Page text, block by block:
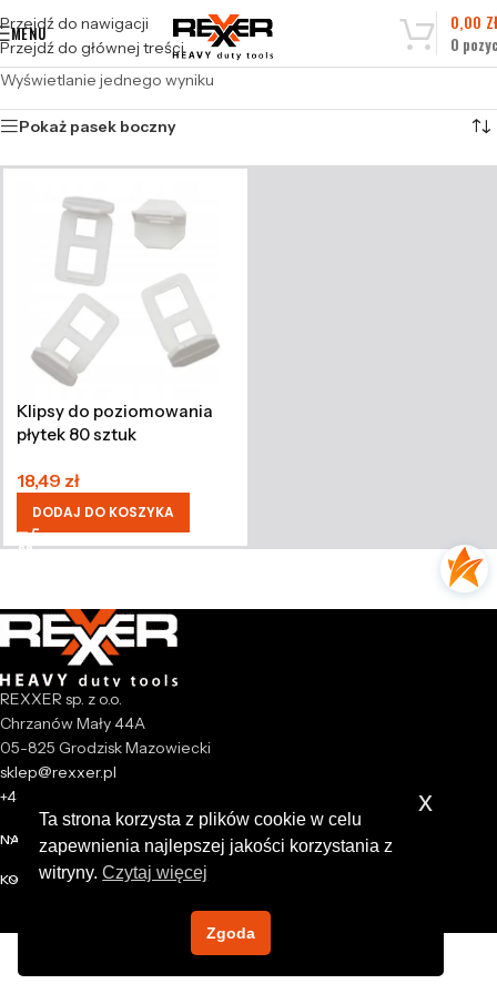
Przejdź do nawigacji
Przejdź do głównej treści
MENU
0
0,00
Wyświetlanie jednego wyniku
Pokaż pasek boczny
Klipsy do poziomowania
płytek 80 sztuk
18,49 zł
DODAJ DO KOSZYKA
REXXER sp. z o.o.
Chrzanów Mały 44A
05-825 Grodzisk Mazowiecki
sklep@rexxer.pl
+48 512 477 473
NASZA FIRMA
KONTO
Ta strona korzysta z plików cookie w celu
zapewnienia najlepszej jakości korzystania z
witryny.Czytaj więcej
Zgoda
x